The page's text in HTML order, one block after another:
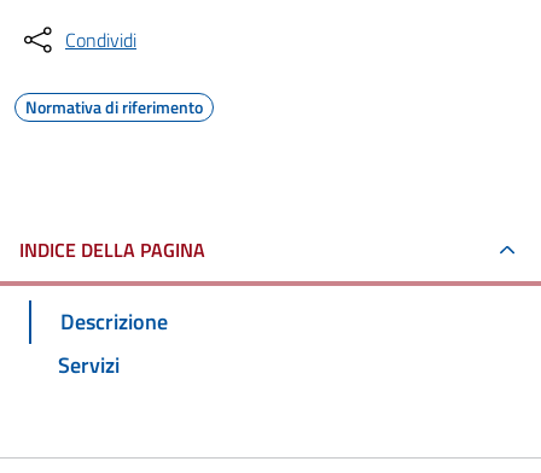
Condividi
Normativa di riferimento
INDICE DELLA PAGINA
Descrizione
Servizi